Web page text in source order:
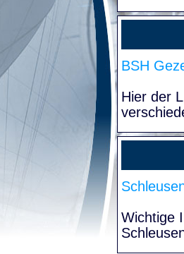
BSH
Hier der
Wichtige